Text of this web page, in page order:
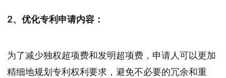
2、优化专利申请内容：
为了减少独权超项费和发明超项费，申请人可以更加
精细地规划专利权利要求，避免不必要的冗余和重